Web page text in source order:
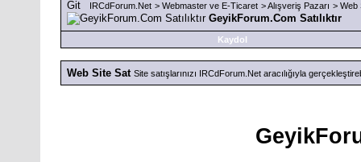
IRCdForum.Net > Webmaster ve E-Ticaret >Alışveriş Pazarı > Web
GeyikForum.Com Satılıktır
Kaydol
Web Site Sat Site satışlarınızı IRCdForum.Net aracılığıyla